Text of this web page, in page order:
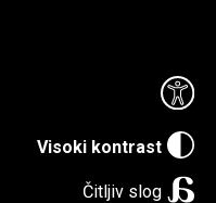
Visoki kontrast
Čitljiv slog